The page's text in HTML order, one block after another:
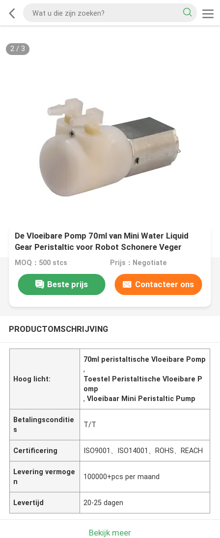
2/ 3
De Vloeibare Pomp 70ml van Mini Water Liquid
Gear Peristaltic voor Robot Schonere Veger
MOQ：500 stcs Prijs：Negotiate
Beste prijs Contacteer ons
PRODUCTOMSCHRIJVING
Hoog licht:
70ml peristaltische Vloeibare Pomp
,
Toestel Peristaltische Vloeibare P
omp
,Vloeibaar Mini Peristaltic Pump
Betalingsconditie
s
T/T
Certificering ISO9001、ISO14001、ROHS、REACH
Levering vermoge
n
100000+pcs per maand
Levertijd 20-25 dagen
Bekijk meer